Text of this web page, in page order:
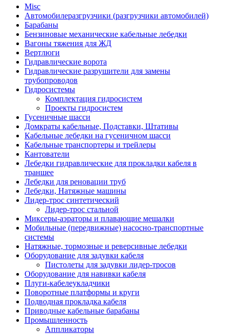
Misc
Автомобилеразгрузчики (разгрузчики автомобилей)
Барабаны
Бензиновые механические кабельные лебедки
Вагоны тяжения для ЖД
Вертлюги
Гидравлические ворота
Гидравлические разрушители для замены
трубопроводов
Гидросистемы
Комплектация гидросистем
Проекты гидросистем
Гусеничные шасси
Домкраты кабельные, Подставки, Штативы
Кабельные лебедки на гусеничном шасси
Кабельные транспортеры и трейлеры
Кантователи
Лебедки гидравлические для прокладки кабеля в
траншее
Лебедки для реновации труб
Лебедки, Натяжные машины
Лидер-трос синтетический
Лидер-трос стальной
Миксеры-аэраторы и плавающие мешалки
Мобильные (передвижные) насосно-транспортные
системы
Натяжные, тормозные и реверсивные лебедки
Оборудование для задувки кабеля
Пистолеты для задувки лидер-тросов
Оборудование для навивки кабеля
Плуги-кабелеукладчики
Поворотные платформы и круги
Подводная прокладка кабеля
Приводные кабельные барабаны
Промышленность
Аппликаторы